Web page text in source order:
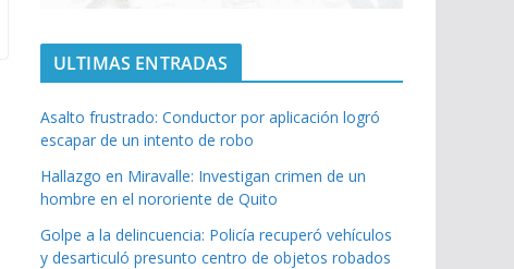
ULTIMAS ENTRADAS
Asalto frustrado: Conductor por aplicación logró
escapar de un intento de robo
Hallazgo en Miravalle: Investigan crimen de un
hombre en el nororiente de Quito
Golpe a la delincuencia: Policía recuperó vehículos
y desarticuló presunto centro de objetos robados